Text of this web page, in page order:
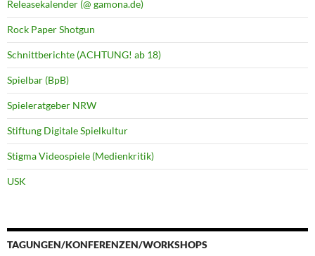
Releasekalender (@ gamona.de)
Rock Paper Shotgun
Schnittberichte (ACHTUNG! ab 18)
Spielbar (BpB)
Spieleratgeber NRW
Stiftung Digitale Spielkultur
Stigma Videospiele (Medienkritik)
USK
TAGUNGEN/KONFERENZEN/WORKSHOPS